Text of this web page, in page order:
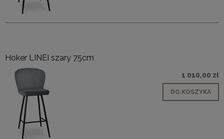
Hoker LINEI szary 75cm
1 010,00 zł
DO KOSZYKA